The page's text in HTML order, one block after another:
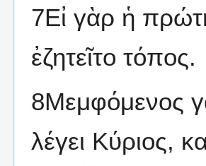
7Εἰ γὰρ ἡ
ἐζητεῖτο τόπος.
8Μεμφόμενος
λέγει Κύριος,